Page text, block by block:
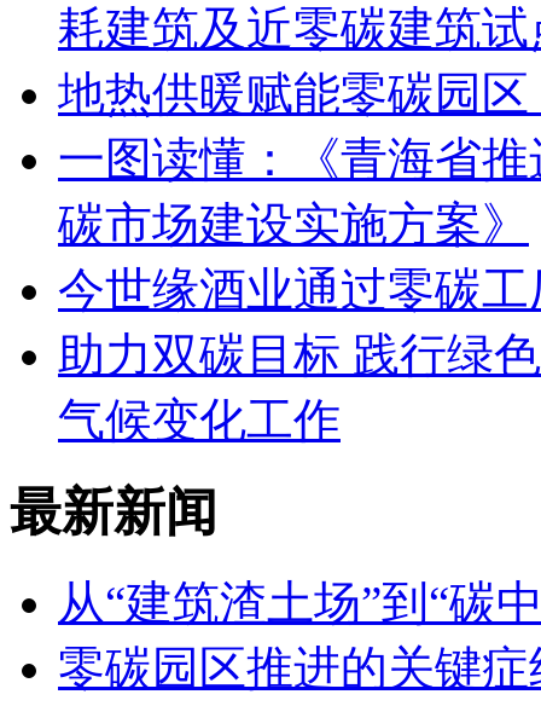
耗建筑及近零碳建筑
地热供暖赋能零碳园
一图读懂：《青海省
碳市场建设实施方案》
今世缘酒业通过零碳
助力双碳目标 践行绿
气候变化工作
最新新闻
从“建筑渣土场”到“碳
零碳园区推进的关键